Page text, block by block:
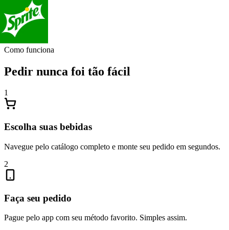
Como funciona
Pedir nunca foi tão fácil
1
Escolha suas bebidas
Navegue pelo catálogo completo e monte seu pedido em segundos.
2
Faça seu pedido
Pague pelo app com seu método favorito. Simples assim.